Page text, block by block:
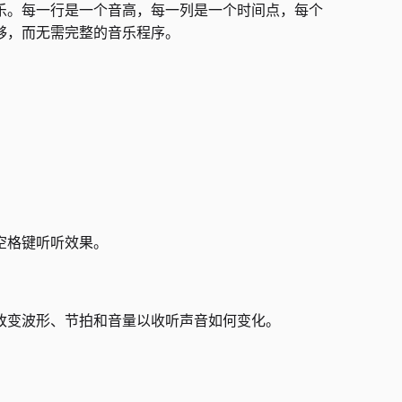
每一行是一个音高，每一列是一个时间点，每个
而无需完整的音乐程序。
键听听效果。
波形、节拍和音量以收听声音如何变化。